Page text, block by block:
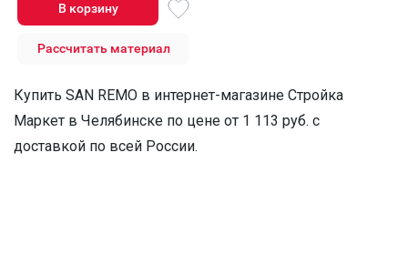
В корзину
Рассчитать материал
Купить SAN REMO в интернет-магазине Стройка
Маркет в Челябинске по цене от 1 113 руб. с
доставкой по всей России.